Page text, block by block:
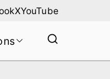
XYouTube